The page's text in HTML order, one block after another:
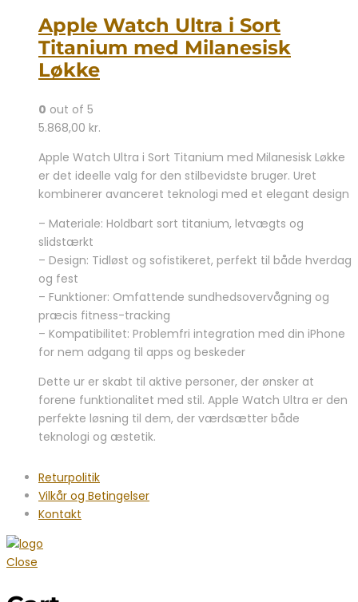
Apple Watch Ultra i Sort
Titanium med Milanesisk
Løkke
0 out of 5
5.868,00 kr.
Apple Watch Ultra i Sort Titanium med Milanesisk Løkke
er det ideelle valg for den stilbevidste bruger. Uret
kombinerer avanceret teknologi med et elegant design
– Materiale: Holdbart sort titanium, letvægts og
slidstærkt
– Design: Tidløst og sofistikeret, perfekt til både hverdag
og fest
– Funktioner: Omfattende sundhedsovervågning og
præcis fitness-tracking
– Kompatibilitet: Problemfri integration med din iPhone
for nem adgang til apps og beskeder
Dette ur er skabt til aktive personer, der ønsker at
forene funktionalitet med stil. Apple Watch Ultra er den
perfekte løsning til dem, der værdsætter både
teknologi og æstetik.
Returpolitik
Vilkår og Betingelser
Kontakt
Close